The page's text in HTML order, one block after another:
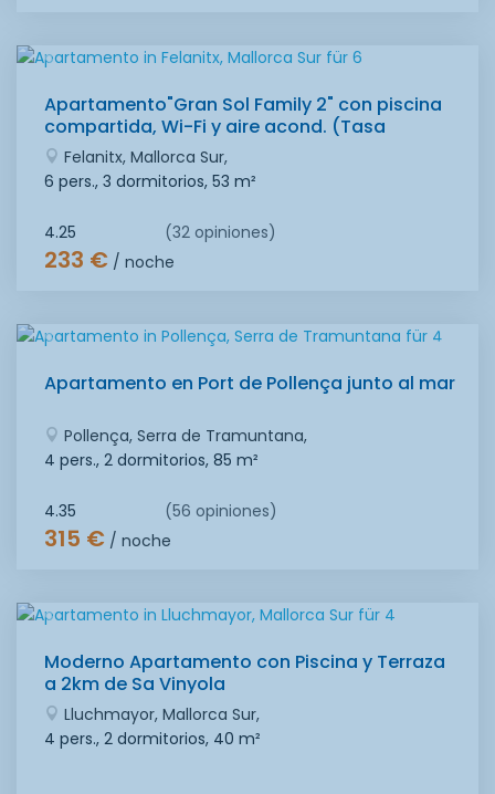
Apartamento"Gran Sol Family 2" con piscina
compartida, Wi-Fi y aire acond. (Tasa
turistica incluida)
Felanitx, Mallorca Sur,
6 pers., 3 dormitorios, 53 m²
4.25 (32 opiniones)
233 € / noche
Apartamento en Port de Pollença junto al mar
Pollença, Serra de Tramuntana,
4 pers., 2 dormitorios, 85 m²
4.35 (56 opiniones)
315 € / noche
Moderno Apartamento con Piscina y Terraza
a 2km de Sa Vinyola
Lluchmayor, Mallorca Sur,
4 pers., 2 dormitorios, 40 m²